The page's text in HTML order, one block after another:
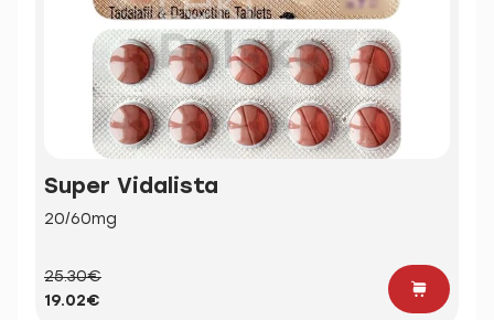
Super Vidalista
20/60mg
25.30€
19.02€